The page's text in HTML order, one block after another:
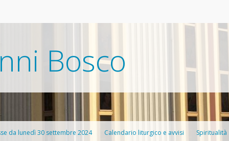
Bosco
da lunedì 30 settembre 2024 Calendario liturgico e avvisi Spiritualità